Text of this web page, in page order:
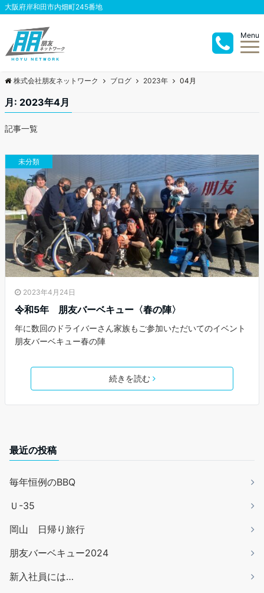
大阪府岸和田市内畑町245番地
Menu
株式会社朋友ネットワーク ブログ 2023年 04月
月: 2023年4月
記事一覧
未分類
2023年4月24日
令和5年 朋友バーベキュー〈春の陣〉
年に数回のドライバーさん家族もご参加いただいてのイベント
朋友バーベキュー春の陣
続きを読む
最近の投稿
毎年恒例のBBQ
Ｕ-35
岡山 日帰り旅行
朋友バーベキュー2024
新入社員には…